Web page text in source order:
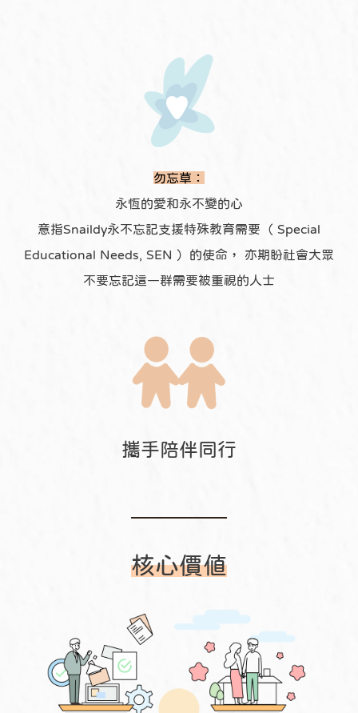
勿忘草：
永恆的愛和永不變的心
意指Snaildy永不忘記支援特殊教育需要（ Special
Educational Needs, SEN ）的使命， 亦期盼社會大眾
不要忘記這一群需要被重視的人士
攜手陪伴同行
核心價值